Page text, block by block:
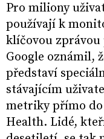
Pro miliony
používají k
klíčovou zprávou
Google oznámil,
představí
stávajícím
metriky přímo do
Health. Lidé,